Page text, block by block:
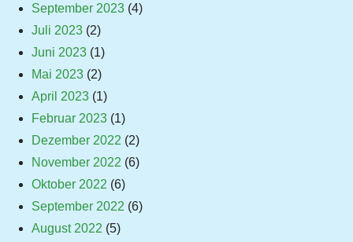
September 2023 (4)
Juli 2023 (2)
Juni 2023 (1)
Mai 2023 (2)
April 2023 (1)
Februar 2023 (1)
Dezember 2022 (2)
November 2022 (6)
Oktober 2022 (6)
September 2022 (6)
August 2022 (5)